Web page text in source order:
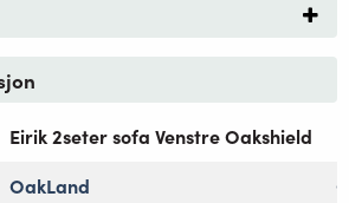
Eirik 2seter sofa Venstre Oakshield
OakLand